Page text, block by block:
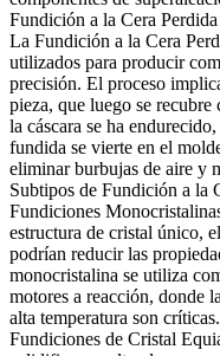
Fundición a la Cera
La Fundición a la Cera
utilizados para producir
precisión. El proceso
pieza, que luego se
la cáscara se ha
fundida se vierte en el
eliminar burbujas de aire y
Subtipos de Fundición a la
Fundiciones
estructura de cristal único,
podrían reducir las
monocristalina se utiliza
motores a reacción, donde
alta temperatura son críticas.
Fundiciones de Cristal